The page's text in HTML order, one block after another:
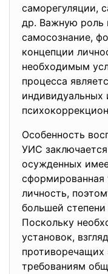
саморегуляции,
др. Важную роль
самосознание,
концепции
необходимым
процесса
индивидуальных
Особенность
УИС
осужденных
сформированная
личность,
большей степени
Поскольку
установок,
требованиям